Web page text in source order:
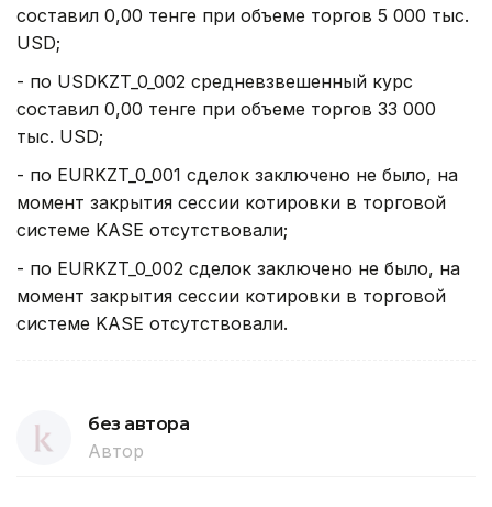
составил 0,00 тенге при объеме торгов 5 000 тыс.
USD;
- по USDKZT_0_002 средневзвешенный курс
составил 0,00 тенге при объеме торгов 33 000
тыс. USD;
- по EURKZT_0_001 сделок заключено не было, на
момент закрытия сессии котировки в торговой
системе KASE отсутствовали;
- по EURKZT_0_002 сделок заключено не было, на
момент закрытия сессии котировки в торговой
системе KASE отсутствовали.
без автора
Автор